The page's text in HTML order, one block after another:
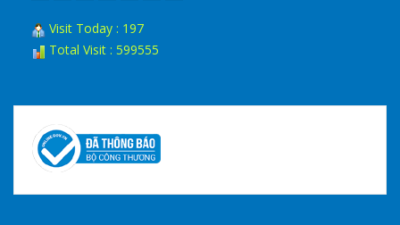
Visit Today : 197
Total Visit : 599555